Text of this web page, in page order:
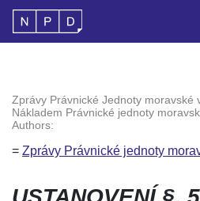
Zprávy Právnické Jednoty moravské
Nákladem Právnické jednoty
Authors:
= Zprávy Právnické jednoty